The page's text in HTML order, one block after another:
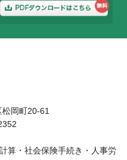
岡町20-61
算・社会保険手続き・人事労